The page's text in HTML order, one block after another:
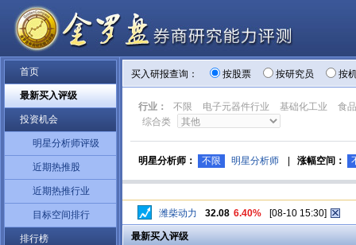
首页
最新买入评级
投资机会
明星分析师评级
近期热推股
近期热推行业
目标空间排行
排行榜
买入研报查询： 按股票 按研究员 按
行业： 不限 电子元器件行业 基础化工业
食
综合类
明星分析师： 不限 明星分析师 涨幅空间：
潍柴动力 32.08 6.40% [08-10 15:30]
最新买入评级